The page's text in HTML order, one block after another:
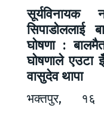
सिपाडोललाई
घोषणा :
घोषणाले एउटा
वासुदेव थापा
भक्तपुर,